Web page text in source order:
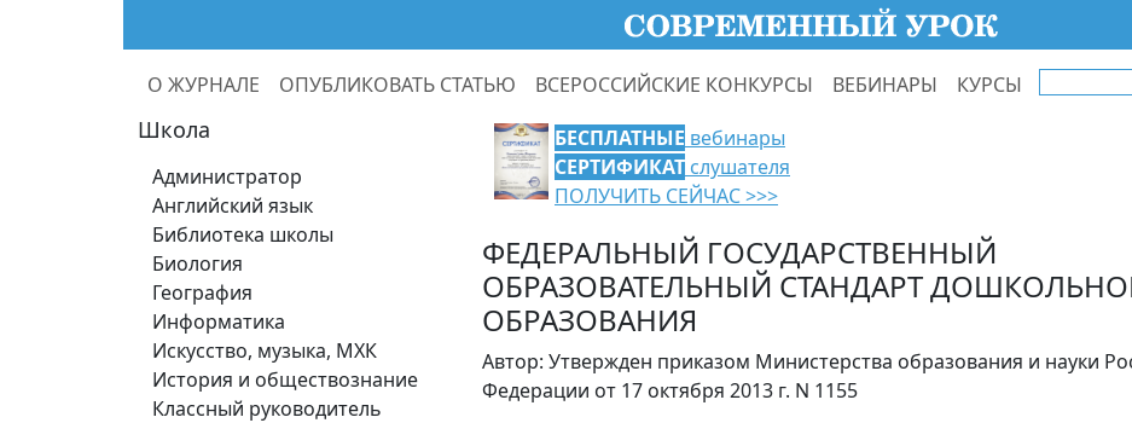
О ЖУРНАЛЕ ОПУБЛИКОВАТЬ СТАТЬЮ ВСЕРОССИЙСКИЕ КОНКУРСЫ ВЕБИНАРЫ КУРСЫ
Школа
Администратор
Английский язык
Библиотека школы
Биология
География
Информатика
Искусство, музыка, МХК
История и обществознание
Классный руководитель
БЕСПЛАТНЫЕ вебинары
СЕРТИФИКАТ слушателя
ПОЛУЧИТЬ СЕЙЧАС >>>
ФЕДЕРАЛЬНЫЙ ГОСУДАРСТВЕННЫЙ
ОБРАЗОВАТЕЛЬНЫЙ СТАНДАРТ
ОБРАЗОВАНИЯ
Автор: Утвержден приказом Министерства образования и науки
Федерации от 17 октября 2013 г. N 1155